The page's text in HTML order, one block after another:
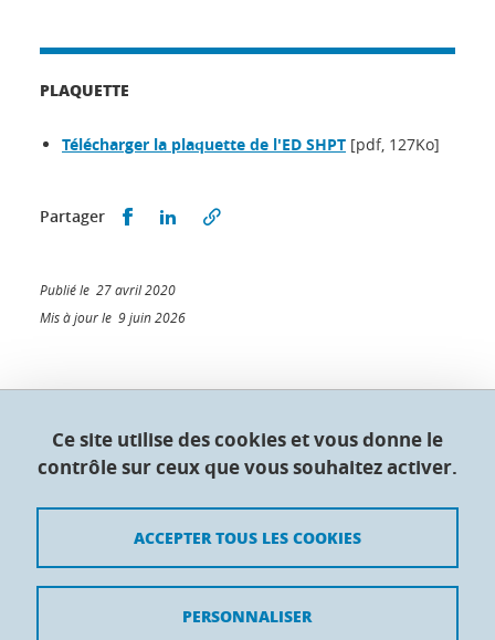
PLAQUETTE
Télécharger la plaquette de l'ED SHPT [pdf, 127Ko]
Partager Partager sur Facebook
Partager sur LinkedIn
Publié le 27 avril 2020
Mis à jour le 9 juin 2026
Collège doctoral de l'Université Grenoble Alpes
Maison du doctorat Jean Kuntzmann
France
Crédits
Ce site utilise des cookies et vous donne le
contrôle sur ceux que vous souhaitez activer.
ACCEPTER TOUS LES COOKIES
PERSONNALISER